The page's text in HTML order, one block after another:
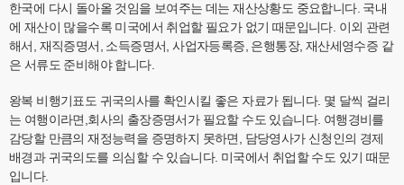
한국에 다시 돌아올 것임을 보여주는 데는 재산상황도 중요합니다. 국내
에 재산이 많을수록 미국에서 취업할 필요가 없기 때문입니다. 이외 관련
해서, 재직증명서, 소득증명서, 사업자등록증, 은행통장, 재산세영수증 같
은 서류도 준비해야 합니다.
왕복 비행기표도 귀국의사를 확인시킬 좋은 자료가 됩니다. 몇 달씩 걸리
는 여행이라면,회사의 출장증명서가 필요할 수도 있습니다. 여행경비를
감당할 만큼의 재정능력을 증명하지 못하면, 담당영사가 신청인의 경제
배경과 귀국의도를 의심할 수 있습니다. 미국에서 취업할 수도 있기 때문
입니다.